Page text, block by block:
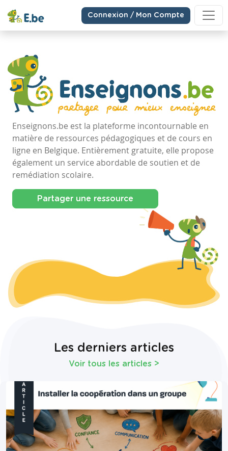
Connexion / Mon Compte
Enseignons.be est la plateforme incontournable en
matière de ressources pédagogiques et de cours en
ligne en Belgique. Entièrement gratuite, elle propose
également un service abordable de soutien et de
remédiation scolaire.
Partager une ressource
Les derniers articles
Voir tous les articles >